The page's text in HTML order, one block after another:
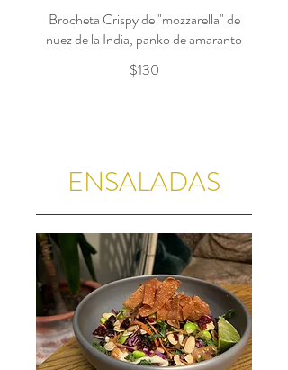
Brocheta Crispy de "mozzarella" de
nuez de la India, panko de amaranto
$130
ENSALADAS